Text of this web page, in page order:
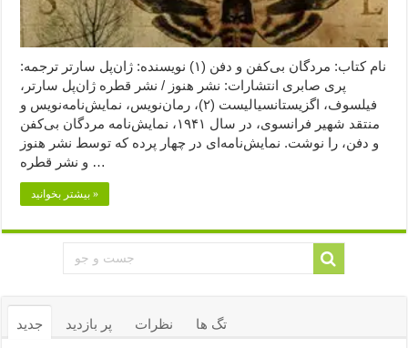
نام کتاب: مردگان بی‌کفن و دفن (۱) نویسنده: ژان‌پل سارتر ترجمه:
پری صابری انتشارات: نشر هنوز / نشر قطره ژان‌پل سارتر،
فیلسوف، اگزیستانسیالیست (۲)، رمان‌نویس، نمایش‌نامه‌نویس و
منتقد شهیر فرانسوی، در سال ۱۹۴۱، نمایش‌نامه مردگان بی‌کفن
و دفن، را نوشت. نمایش‌نامه‌ای در چهار پرده كه توسط نشر هنوز
و نشر قطره …
بیشتر بخوانید »
جدید پر بازدید نظرات تگ ها